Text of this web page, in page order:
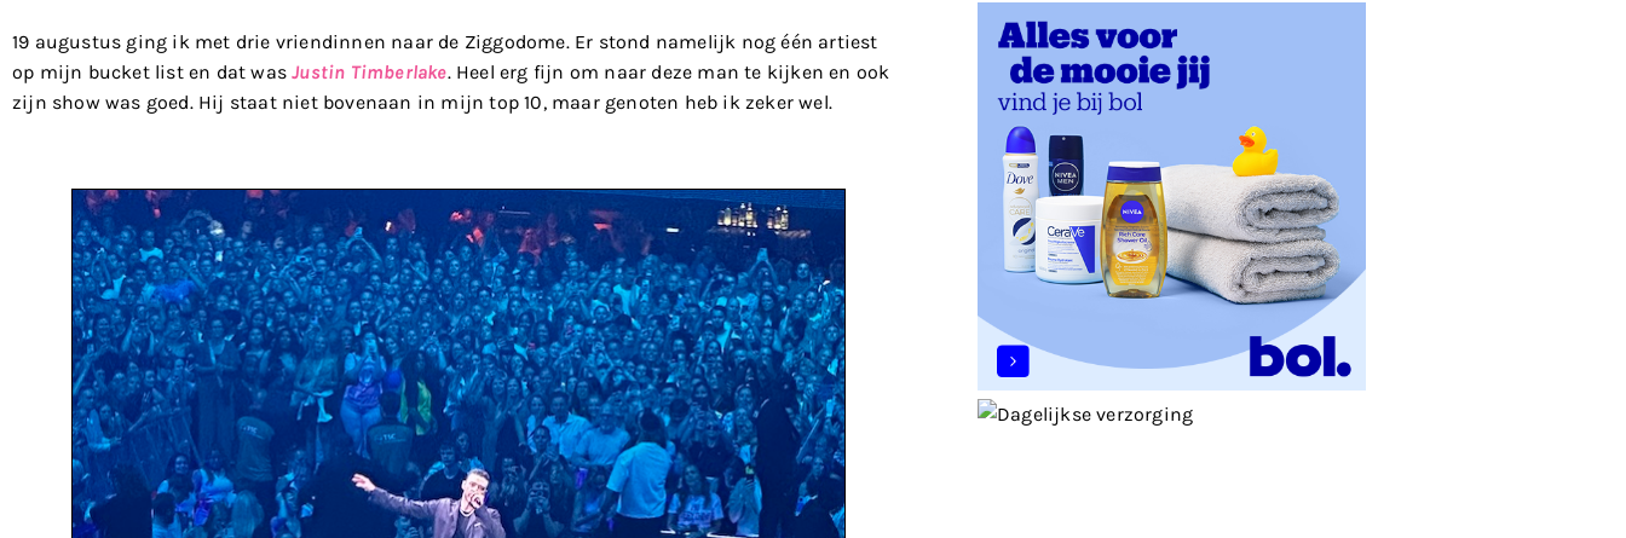
19 augustus ging ik met drie vriendinnen naar de Ziggodome. Er stond namelijk nog één artiest
op mijn bucket list en dat wasJustin Timberlake. Heel erg fijn om naar deze man te kijken en ook
zijn show was goed. Hij staat niet bovenaan in mijn top 10, maar genoten heb ik zeker wel.